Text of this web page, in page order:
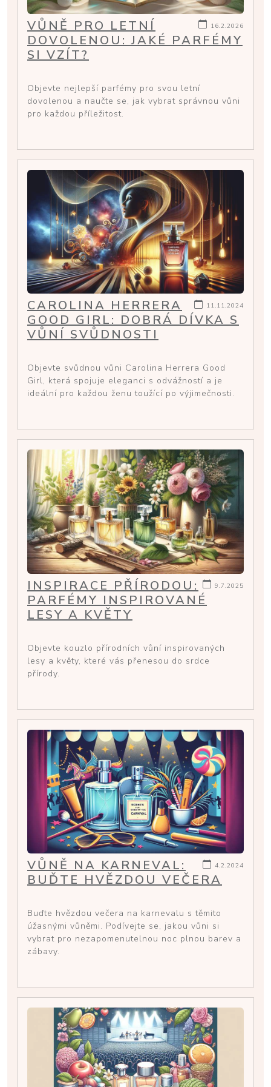
16.2.2026
VŮNĚ PRO LETNÍ
DOVOLENOU: JAKÉ PARFÉMY
SI VZÍT?
Objevte nejlepší parfémy pro svou letní
dovolenou a naučte se, jak vybrat správnou vůni
pro každou příležitost.
11.11.2024
CAROLINA HERRERA
GOOD GIRL: DOBRÁ DÍVKA S
VŮNÍ SVŮDNOSTI
Objevte svůdnou vůni Carolina Herrera Good
Girl, která spojuje eleganci s odvážností a je
ideální pro každou ženu toužící po výjimečnosti.
9.7.2025
INSPIRACE PŘÍRODOU:
PARFÉMY INSPIROVANÉ
LESY A KVĚTY
Objevte kouzlo přírodních vůní inspirovaných
lesy a květy, které vás přenesou do srdce
přírody.
4.2.2024
VŮNĚ NA KARNEVAL:
BUĎTE HVĚZDOU VEČERA
Buďte hvězdou večera na karnevalu s těmito
úžasnými vůněmi. Podívejte se, jakou vůni si
vybrat pro nezapomenutelnou noc plnou barev a
zábavy.